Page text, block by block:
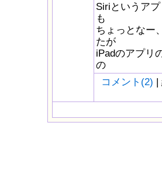
Siriというア
も
ちょっとなー
たが
iPadのアプリ
の
コメント(2) |